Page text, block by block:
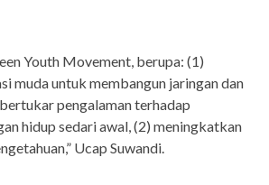
Youth Movement, berupa: (1)
muda untuk membangun jaringan dan
pengalaman terhadap
hidup sedari awal, (2) meningkatkan
Ucap Suwandi.